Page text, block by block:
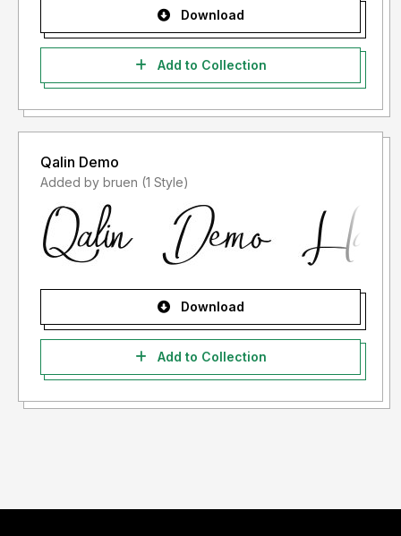
Download
Add to Collection
Qalin Demo
Added by bruen (1 Style)
Download
Add to Collection